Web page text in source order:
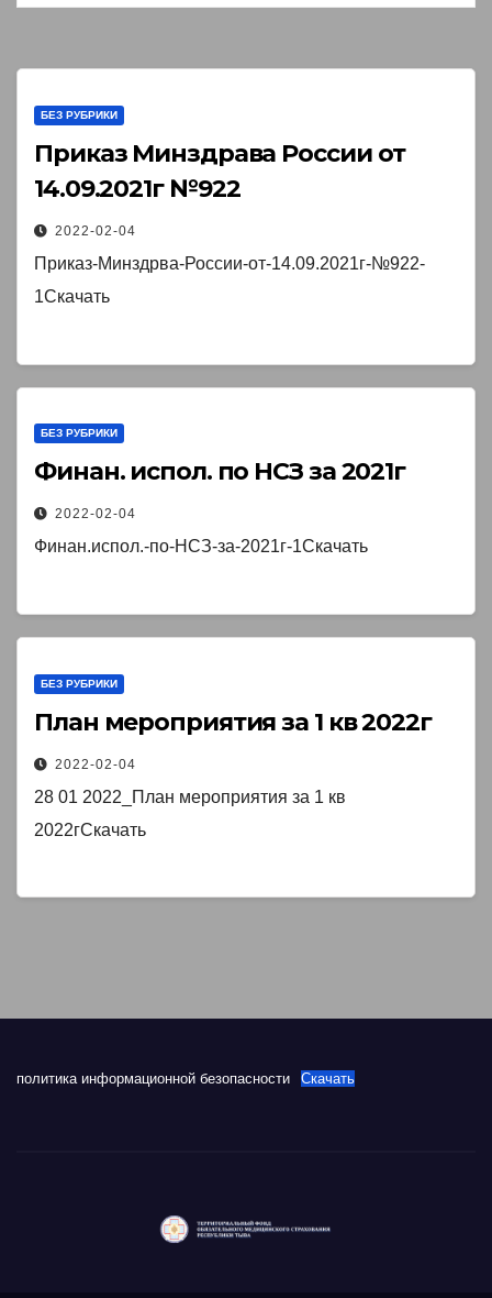
БЕЗ РУБРИКИ
Приказ Минздрава России от
14.09.2021г №922￼
2022-02-04
Приказ-Минздрва-России-от-14.09.2021г-№922-
1Скачать
БЕЗ РУБРИКИ
Финан. испол. по НСЗ за 2021г ￼
2022-02-04
Финан.испол.-по-НСЗ-за-2021г-1Скачать
БЕЗ РУБРИКИ
План мероприятия за 1 кв 2022г￼
2022-02-04
28 01 2022_План мероприятия за 1 кв
2022гСкачать
политика информационной безопасности Скачать